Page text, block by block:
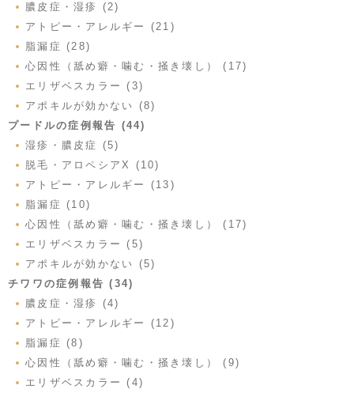
膿皮症・湿疹 (2)
アトピー・アレルギー (21)
脂漏症 (28)
心因性（舐め癖・噛む・掻き壊し） (17)
エリザベスカラー (3)
アポキルが効かない (8)
プードルの症例報告 (44)
湿疹・膿皮症 (5)
脱毛・アロペシアX (10)
アトピー・アレルギー (13)
脂漏症 (10)
心因性（舐め癖・噛む・掻き壊し） (17)
エリザベスカラー (5)
アポキルが効かない (5)
チワワの症例報告 (34)
膿皮症・湿疹 (4)
アトピー・アレルギー (12)
脂漏症 (8)
心因性（舐め癖・噛む・掻き壊し） (9)
エリザベスカラー (4)